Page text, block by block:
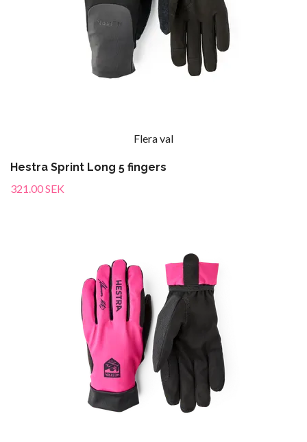
Flera val
Hestra Sprint Long 5 fingers
321.00 SEK